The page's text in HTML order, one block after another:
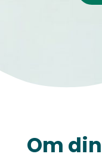
Om